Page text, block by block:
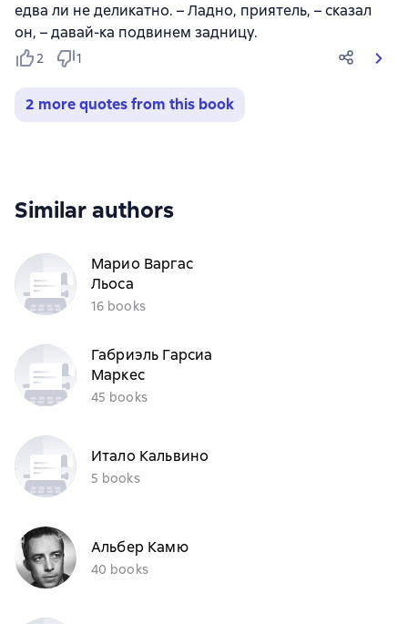
едва ли не деликатно. – Ладно, приятель, – сказал
он, – давай-ка подвинем задницу.
2 1
2 more quotes from this book
Similar authors
Марио Варгас
Льоса
16 books
Габриэль Гарсиа
Маркес
45 books
Итало Кальвино
5 books
Альбер Камю
40 books